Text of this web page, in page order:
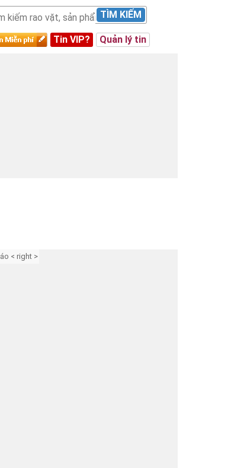
TÌM KIẾM
Tin VIP? Quản lý tin
< right >